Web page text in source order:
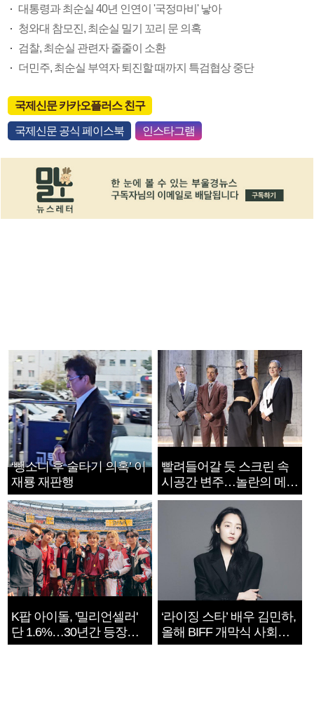
대통령과 최순실 40년 인연이 '국정마비' 낳아
청와대 참모진, 최순실 밀기 꼬리 문 의혹
검찰, 최순실 관련자 줄줄이 소환
더민주, 최순실 부역자 퇴진할 때까지 특검협상 중단
국제신문 카카오플러스 친구
국제신문 공식 페이스북 인스타그램
‘뺑소니 후 술타기 의혹’ 이
재룡 재판행
빨려들어갈 듯 스크린 속
시공간 변주…놀란의 메시
지는 ‘전쟁 속죄’
K팝 아이돌, '밀리언셀러'
단 1.6%…30년간 등장
1182개팀 전수조사
‘라이징 스타’ 배우 김민하,
올해 BIFF 개막식 사회자
확정